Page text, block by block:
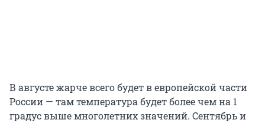
В августе жарче всего будет в европейской части
России — там температура будет более чем на 1
градус выше многолетних значений. Сентябрь и